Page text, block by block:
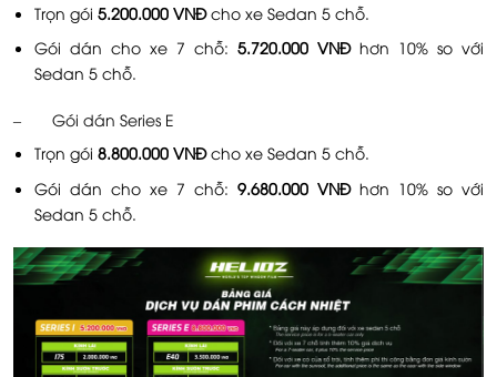
Trọn gói 5.200.000 VNĐcho xe Sedan 5 chỗ.
Gói dán cho xe 7 chỗ: 5.720.000 VNĐhơn 10% so với
Sedan 5 chỗ.
– Gói dán Series E
Trọn gói 8.800.000 VNĐcho xe Sedan 5 chỗ.
Gói dán cho xe 7 chỗ: 9.680.000 VNĐhơn 10% so với
Sedan 5 chỗ.